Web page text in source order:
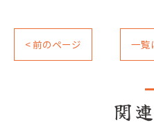
< 前のページ 一覧
関